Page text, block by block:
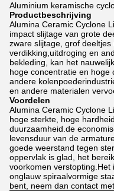
Aluminium keramische
Productbeschrijving
Alumina Ceramic Cyclone
impact slijtage van grote
zware slijtage, grof deeltjes
verdikking,uitdroging en
bekleding, kan het
hoge concentratie en hoge
andere
en andere materialen
Voordelen
Alumina Ceramic Cyclone
hoge sterkte, hoge
duurzaamheid.de
levensduur van de
goede weerstand tegen
oppervlak is glad, het
voorkomen verstopting.Het
onglauw spiraalvormige
bent, neem dan contact